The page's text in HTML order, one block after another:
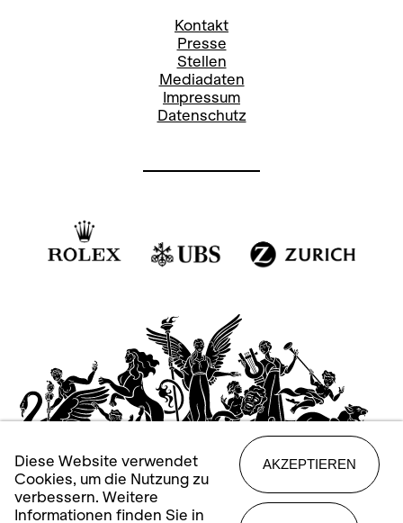
Kontakt
Presse
Stellen
Mediadaten
Impressum
Datenschutz
Diese Website verwendet
Cookies, um die Nutzung zu
verbessern. Weitere
Informationen finden Sie in
AKZEPTIEREN